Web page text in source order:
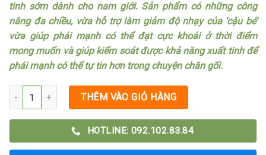
tinh sớm dành cho nam giới. Sản phẩm có những công
năng đa chiều, vừa hỗ trợ làm giảm độ nhạy của ‘cậu bé’
vừa giúp phái mạnh có thể đạt cực khoái ở thời điểm
mong muốn và giúp kiểm soát được khả năng xuất tinh để
phái mạnh có thể tự tin hơn trong chuyện chăn gối.
THÊM VÀO GIỎ HÀNG
HOTLINE: 092.102.83.84